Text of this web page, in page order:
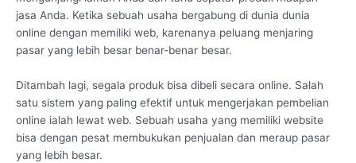
jasa Anda. Ketika sebuah usaha bergabung di dunia dunia
online dengan memiliki web, karenanya peluang menjaring
pasar yang lebih besar benar-benar besar.
Ditambah lagi, segala produk bisa dibeli secara online. Salah
satu sistem yang paling efektif untuk mengerjakan pembelian
online ialah lewat web. Sebuah usaha yang memiliki website
bisa dengan pesat membukukan penjualan dan meraup pasar
yang lebih besar.